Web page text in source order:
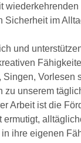
Sicherheit im
und
Vorlesen
zu unserem
Arbeit ist die
ihre eigenen